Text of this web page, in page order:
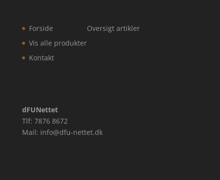
Forside
Vis alle produkter
Kontakt
Oversigt artikler
dFUNettet
Tlf: 7876 8672
Mail: info@dfu-nettet.dk